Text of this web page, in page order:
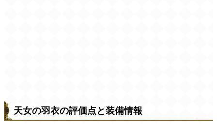
天女の羽衣の評価点と装備情報